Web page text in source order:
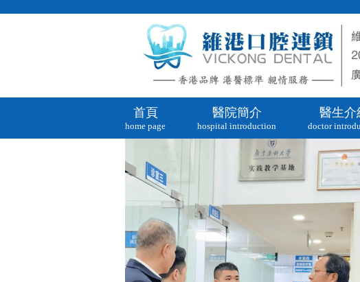
首頁
home page
醫院簡介
hospital introduction
醫生介
doctor